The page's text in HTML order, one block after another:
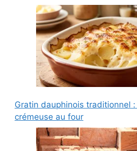
Gratin dauphinois traditionnel
crémeuse au four